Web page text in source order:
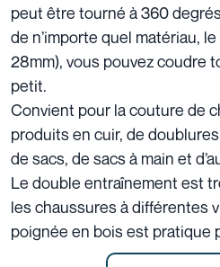
peut être tourné à 360
de n’importe quel matériau,
28mm), vous pouvez coudre
petit.
Convient pour la couture de
produits en cuir, de
de sacs, de sacs à main et
Le double entraînement est
les chaussures à différentes
poignée en bois est pratique